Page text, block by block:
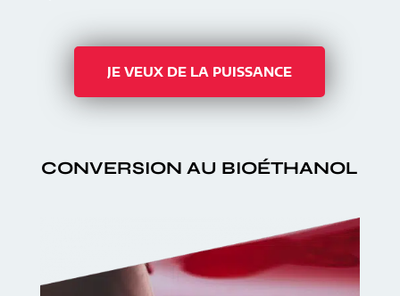
JE VEUX DE LA PUISSANCE
CONVERSION AU BIOÉTHANOL